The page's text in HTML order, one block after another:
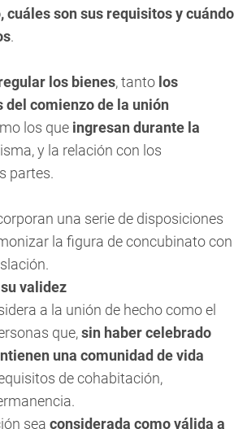
cuáles son sus requisitos y cuándo
.
los bienes, tanto los
del comienzo de la unión
los que ingresan durante la
y la relación con los
partes.
una serie de disposiciones
la figura de concubinato con
validez
a la unión de hecho como el
que,sin haber celebrado
una comunidad de vida
de cohabitación,
sea considerada como válida a